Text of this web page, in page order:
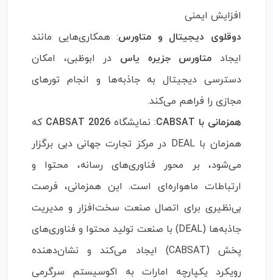
افزایش ایمنی
دوقلوی دیجیتال و متاورس: همکاری‌هایی مانند
ایجاد متاورس جزیره یاس در ابوظبی، امکان
دسترسی دیجیتال به جاذبه‌ها و انجام تورهای
مجازی را فراهم می‌کند.
همزمانی با CABSAT
: نمایشگاه CABSAT 2026 که
همزمان با DEAL در مرکز تجارت جهانی دبی برگزار
می‌شود، بر محور فناوری‌های رسانه، محتوا و
ارتباطات ماهواره‌ای است. این همزمانی، فرصت
بی‌نظیری برای اتصال صنعت سخت‌افزار و مدیریت
جاذبه‌ها (DEAL) با صنعت تولید محتوا و فناوری‌های
پخش (CABSAT) ایجاد می‌کند و نشان‌دهنده
رویکرد یکپارچه امارات به اکوسیستم سرگرمی